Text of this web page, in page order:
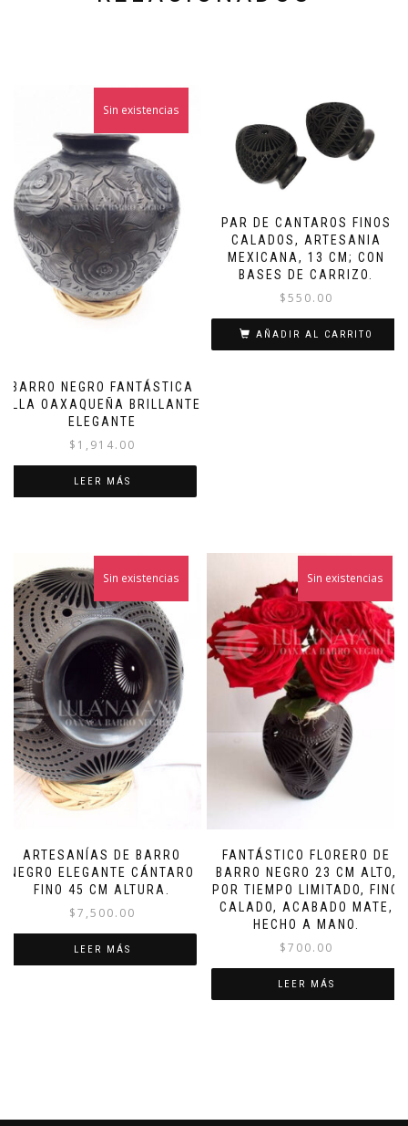
BARRO NEGRO FANTÁSTICA
OLLA OAXAQUEÑA BRILLANTE
ELEGANTE
$ 1,914.00
Sin existencias
LEER MÁS
PAR DE CANTAROS FINOS
CALADOS, ARTESANIA
MEXICANA, 13 CM; CON
BASES DE CARRIZO.
$550.00
AÑADIR AL CARRITO
ARTESANÍAS DE BARRO
NEGRO ELEGANTE CÁNTARO
FINO 45 CM ALTURA.
$7,500.00
Sin existencias
LEER MÁS
FANTÁSTICO FLORERO DE
BARRO NEGRO 23 CM ALTO,
POR TIEMPO LIMITADO, FINO
CALADO, ACABADO MATE,
HECHO A MANO.
$700.00
Sin existencias
LEER MÁS